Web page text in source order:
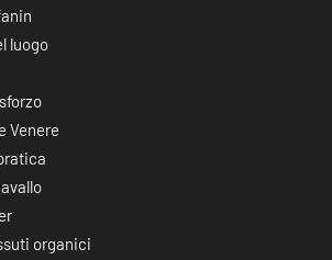
luogo
Venere
organici